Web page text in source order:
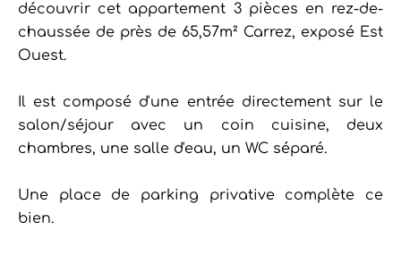
découvrir cet appartement 3 pièces en rez-de-
chaussée de près de 65,57m² Carrez, exposé Est
Ouest.
Il est composé d'une entrée directement sur le
salon/séjour avec un coin cuisine, deux
chambres, une salle d'eau, un WC séparé.
Une place de parking privative complète ce
bien.